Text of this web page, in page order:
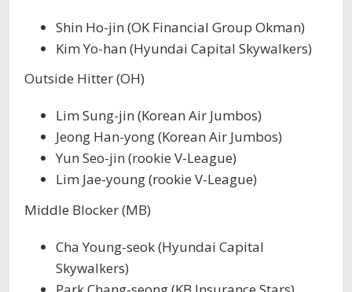
Shin Ho-jin (OK Financial Group Okman)
Kim Yo-han (Hyundai Capital Skywalkers)
Outside Hitter (OH)
Lim Sung-jin (Korean Air Jumbos)
Jeong Han-yong (Korean Air Jumbos)
Yun Seo-jin (rookie V-League)
Lim Jae-young (rookie V-League)
Middle Blocker (MB)
Cha Young-seok (Hyundai Capital
Skywalkers)